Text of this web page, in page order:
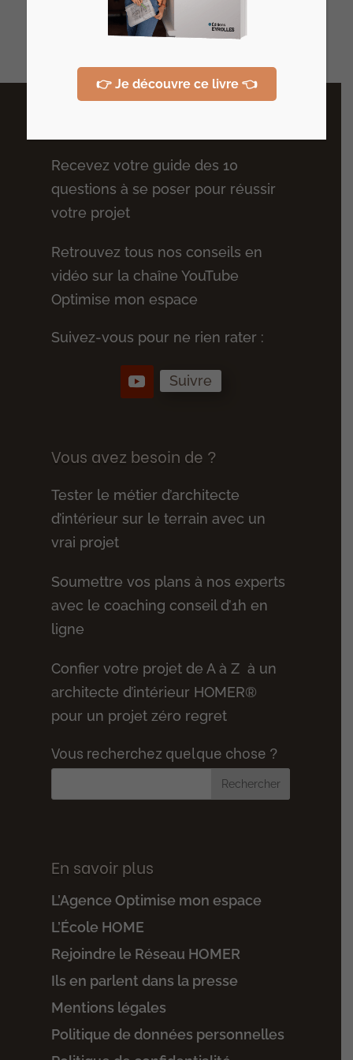
Derniers articles
Recevez votre guide des 10
questions à se poser pour réussir
votre projet
Retrouvez tous nos conseils en
vidéo sur la chaîne YouTube
Optimise mon espace
Suivez-vous pour ne rien rater :
Suivre
Vous avez besoin de ?
Tester le métier d’architecte
d’intérieur sur le terrain avec un
vrai projet
Soumettre vos plans à nos experts
avec le coaching conseil d’1h en
ligne
Confier votre projet de A à Z à un
architecte d’intérieur HOMER®
pour un projet zéro regret
Vous recherchez quelque chose ?
En savoir plus
L’Agence Optimise mon espace
L’École HOME
Rejoindre le Réseau HOMER
Ils en parlent dans la presse
Mentions légales
Politique de données personnelles
👉 Je découvre ce livre 👈